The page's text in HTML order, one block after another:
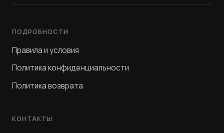
ПОДРОБНОСТИ
Правила и условия
Политика конфиденциальности
Политика возврата
КОНТАКТЫ